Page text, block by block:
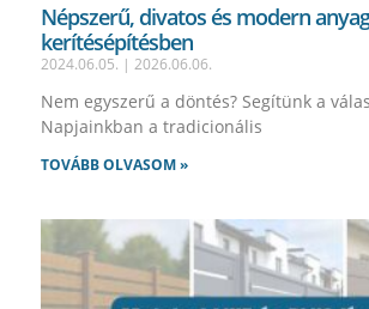
Népszerű, divatos és modern
kerítésépítésben
2024.06.05. 2026.06.06.
Nem egyszerű a döntés? Segítünk a
Napjainkban a tradicionális
TOVÁBB OLVASOM »